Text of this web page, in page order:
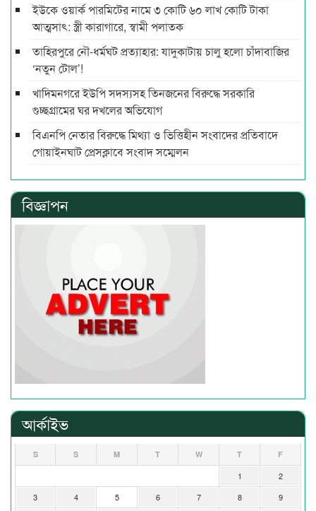
ইউকে ওয়ার্ক পারমিটের নামে ৩ কোটি ৬০ লাখ কোটি টাকা
আত্মসাৎ: স্ত্রী কারাগারে, স্বামী পলাতক
তাহিরপুরে নৌ-ধর্মঘট প্রত্যাহার: যাদুকাটায় চালু হলো চাঁদাবাজির
‘নতুন টোল’!
খাদিমনগরে ইউপি সদস্যসহ তিনজনের বিরুদ্ধে সরকারি
গুচ্ছগ্রামের ঘর দখলের অভিযোগ
বিএনপি নেতার বিরুদ্ধে মিথ্যা ও ভিত্তিহীন সংবাদের প্রতিবাদে
গোয়াইনঘাট প্রেসক্লাবে সংবাদ সম্মেলন
বিজ্ঞাপন
আর্কাইভ
S S M T W T F
1
2
3
4 5 6 7 8
9